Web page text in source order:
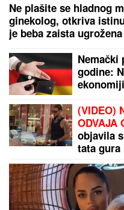
Ne plašite se hladnog
ginekolog, otkriva
je beba zaista
Nemački
godine:
(VIDEO)
ODVAJA
objavila
tata gura
raznežila